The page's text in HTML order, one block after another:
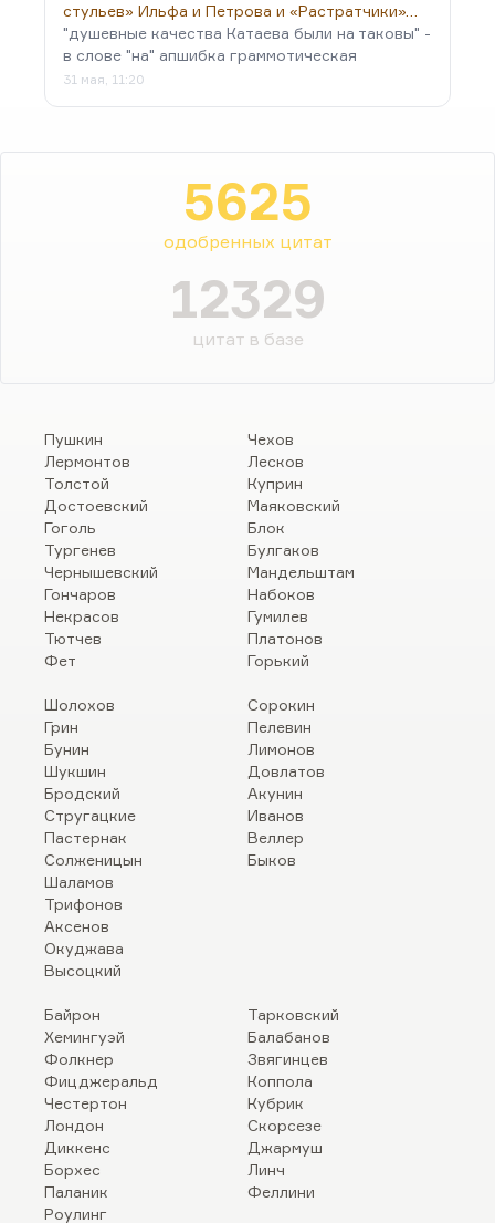
стульев» Ильфа и Петрова и «Растратчики»…
"душевные качества Катаева были на таковы" -
в слове "на" апшибка граммотическая
31 мая, 11:20
5625
одобренных цитат
12329
цитат в базе
Пушкин
Лермонтов
Толстой
Достоевский
Гоголь
Тургенев
Чернышевский
Гончаров
Некрасов
Тютчев
Фет
Чехов
Лесков
Куприн
Маяковский
Блок
Булгаков
Мандельштам
Набоков
Гумилев
Платонов
Горький
Шолохов
Грин
Бунин
Шукшин
Бродский
Стругацкие
Пастернак
Солженицын
Шаламов
Трифонов
Аксенов
Окуджава
Высоцкий
Сорокин
Пелевин
Лимонов
Довлатов
Акунин
Иванов
Веллер
Быков
Байрон
Хемингуэй
Фолкнер
Фицджеральд
Честертон
Лондон
Диккенс
Борхес
Паланик
Роулинг
Тарковский
Балабанов
Звягинцев
Коппола
Кубрик
Скорсезе
Джармуш
Линч
Феллини